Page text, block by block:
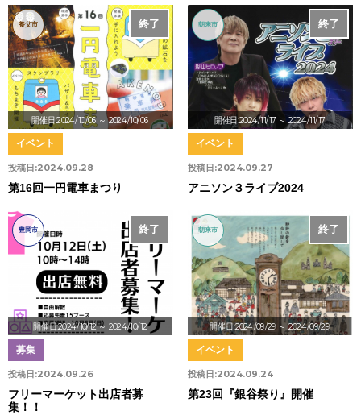
開催日:2024/10/06 ～ 2024/10/06
終了
養父市
投稿日:2024.09.28
イベント
第16回一円電車まつり
開催日:2024/11/17 ～ 2024/11/17
終了
朝来市
投稿日:2024.09.27
イベント
アニソン３ライブ2024
開催日:2024/10/12 ～ 2024/10/12
終了
豊岡市
投稿日:2024.09.26
募集
フリーマーケット出店者募
集！！
開催日:2024/09/29 ～ 2024/09/29
終了
朝来市
投稿日:2024.09.24
イベント
第23回『銀谷祭り』開催